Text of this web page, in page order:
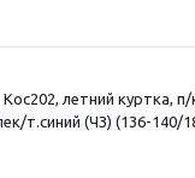
летний куртка, п/
т.синий (ЧЗ) (136-140/